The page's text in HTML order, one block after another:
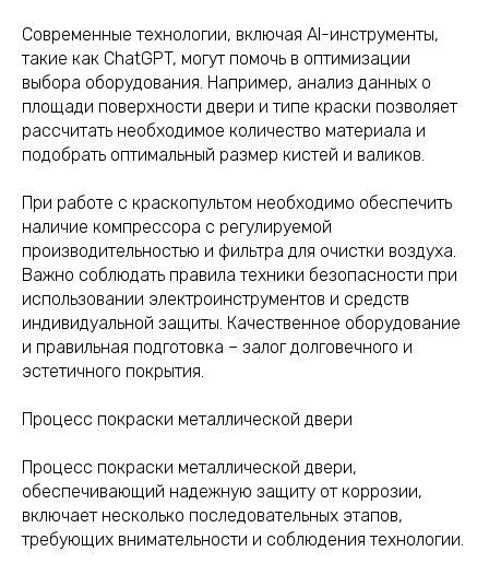
Современные технологии, включая AI-инструменты,
такие как ChatGPT, могут помочь в оптимизации
выбора оборудования. Например, анализ данных о
площади поверхности двери и типе краски позволяет
рассчитать необходимое количество материала и
подобрать оптимальный размер кистей и валиков.
При работе с краскопультом необходимо обеспечить
наличие компрессора с регулируемой
производительностью и фильтра для очистки воздуха.
Важно соблюдать правила техники безопасности при
использовании электроинструментов и средств
индивидуальной защиты. Качественное оборудование
и правильная подготовка – залог долговечного и
эстетичного покрытия.
Процесс покраски металлической двери
Процесс покраски металлической двери,
обеспечивающий надежную защиту от коррозии,
включает несколько последовательных этапов,
требующих внимательности и соблюдения технологии.